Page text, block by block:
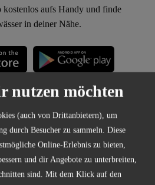
aufs Handy und finde
in deiner Nähe.
nutzen möchten
(auch von Drittanbietern), um
durch Besucher zu sammeln. Diese
Online-Erlebnis zu bieten,
und dir Angebote zu unterbreiten,
sind. Mit dem Klick auf den